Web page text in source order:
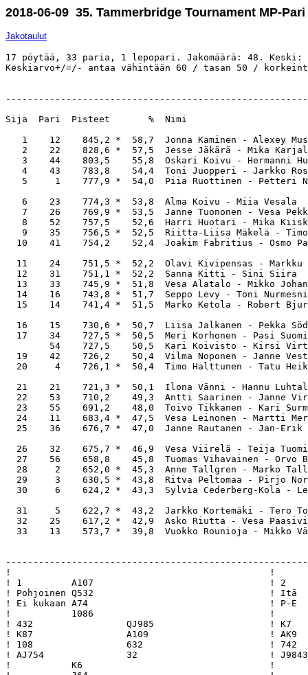
2018-06-09 35. Tammerbridge Tournament MP-
Jakotaulut
17 pöytää, 33 paria, 1 lepopari. Jakomäärä: 48.
Keskiarvo+/=/- antaa vähintään 60 / tasan 50 /
Sija  Pari  Pisteet       %  Nimi
1    12    845,2 *  58,7  Jonna Kaminen -
2    22    828,6 *  57,5  Jesse Jäkärä
3    44    803,5    55,8  Oskari Koivu -
4    43    783,8    54,4  Toni Juopperi -
5     1    777,9 *  54,0  Piia Ruottinen
6    23    774,3 *  53,8  Alma Koivu -
7    26    769,9 *  53,5  Janne Tuononen -
8    52    757,5    52,6  Harri Huotari - Mika
9    35    756,5 *  52,5  Riitta-Liisa
10    41    754,2    52,4  Joakim Fabritius -
11    24    751,5 *  52,2  Olavi Kivipensas
12    31    751,1 *  52,2  Sanna Kitti - Sini
13    33    745,9 *  51,8  Vesa Alatalo -
14    16    743,8 *  51,7  Seppo Levy -
15    14    741,4 *  51,5  Marko Ketola - Robert
16    15    730,6 *  50,7  Liisa
17    34    727,5 *  50,5  Meri Korhonen
54    727,5    50,5  Kari Koivisto
19    42    726,2    50,4  Vilma Noponen -
20     4    726,1 *  50,4  Timo Halttunen - Tatu
21    21    721,3 *  50,1  Ilona Vänni -
22    53    710,2    49,3  Antti Saarinen
23    55    691,2    48,0  Toivo Tikkanen - Kari
24    11    683,4 *  47,5  Vesa Leinonen -
25    36    676,7 *  47,0  Janne
26    32    675,7 *  46,9  Vesa Viirelä -
27    56    658,8    45,8  Tuomas
28     2    652,0 *  45,3  Anne Tallgren
29     3    630,5 *  43,8  Ritva
30     6    624,2 *  43,3  Sylvia
31     5    622,7 *  43,2  Jarkko
32    25    617,2 *  42,9  Asko Riutta -
33    13    573,7 *  39,8  Vuokko Rounioja -
-------------------------------------------------------------------------------------------------
!                                               !                                               !
! 1         A107                                ! 2         A965                                !
! Pohjoinen Q532                                ! Itä       10                                  !
! Ei kukaan A74                                 ! P-E       AKQ85                               !
!           1086                                !           Q62                                 !
! 432                 QJ985                     ! K7                  82                        !
! K87                 A109                      ! AK9                 QJ82                      !
! 108                 632                       ! 742                 963                       !
! AJ754               32                        ! J9843               AK105                     !
!           K6                                  !           QJ1043                              !
!           J64                                 !           76543                               !
!           KQJ95                               !           J10                                 !
!           KQ9                                 !           7                                   !
!                                               !                                               !
! 2N N 120                                      ! 5S S 650                                      !
!            C    D    H    S    N              !            C    D    H    S    N              !
! P          6    8    8    5    8              ! PE         4   10    7   11    4              !
! E          7    9    :    6    :              ! IL         8    2    5    1    3              !
! IL         6    4    5    7    4              !                                               !
!                                               !                                               !
!                                               !                                               !
!                                               !                                               !
!  Pari  Sit       LK         Tulos   Pisteet   !  Pari  Sit       LK         Tulos   Pisteet   !
! 41 13  3N   S +1 C5       430      30,0  0,0  ! 52  2  4Sx  N +1 CK       990      30,0  0,0  !
! 12 11  3N   S  = C5       400      20,0 10,0  ! 36 21  3Sx  N +1 CA       930      28,0  2,0  !
! 31 22  3N   S  = C4       400      20,0 10,0  ! 31 22  4S   S +2 HK       680      26,0  4,0  !
! 34 25  3N   S  = C4       400      20,0 10,0  ! 32 23  4S   N +1 CA       650      22,0  8,0  !
! 35 26  3N   S  = C4       400      20,0 10,0  ! 44 16  4S   S +1 HA       650      22,0  8,0  !
! 36 21  3N   S  = C4       400      20,0 10,0  ! 54  4  4S   S +1 HA       650      22,0  8,0  !
! 43 15  3N   S  = C5       400      20,0 10,0  ! 56  6  4S   S  = D7       620      18,0 12,0  !
! 44 16  3N   S  = C7       400      20,0 10,0  ! 12 11  3S   S +2 HA       200      11,0 19,0  !
! 52  2  3N   S  = C4       400      20,0 10,0  ! 33 24  3S   S +2 HA       200      11,0 19,0  !
! 53  3  3N   S  = C5       400      20,0 10,0  ! 34 25  2S   S +3 HA       200      11,0 19,0  !
! 56  6  1N   S +3 C5       180      10,0 20,0  ! 35 26  3S   S +2 HA       200      11,0 19,0  !
! 32 23  3N   S -1 C4           -50   6,0 24,0  ! 53  3  4H   E -4 C7       200      11,0 19,0  !
! 33 24  3N   S -1 S2           -50   6,0 24,0  ! 55  5  3S   S +2 HA       200      11,0 19,0  !
! 55  5  3N   S -1 C5           -50   6,0 24,0  ! 41 13  3C   W -2 DA       100       2,0 28,0  !
! 42 14  3N   S -3 S2          -150   2,0 28,0  ! 42 14  4C   W -2 H10      100       2,0 28,0  !
! 54  4  3N   S -4 S4          -200   0,0 30,0  ! 43 15  3C   W -2 H10      100       2,0 28,0  !
!  1 --                 Lepokierros  16,2       !  1 --                 Lepokierros  16,2       !
!                                               !                                               !
!                                               !                                               !
-------------------------------------------------------------------------------------------------
!                                               !                                               !
! 3         986                                 ! 4         10432                               !
! Etelä     J102                                ! Länsi     K6                                  !
! I-L       976                                 ! Kaikki    Q10865                              !
!           9876                                !           KQ                                  !
! K75                 103                       ! AQJ8                95                        !
! K943                AQ65                      ! A9                  J42                       !
! J543                K108                      ! AJ97                K42                       !
! 54                  AQ102                     ! J52                 A10876                    !
!           AQJ42                               !           K76                                 !
!           87                                  !           Q108753                             !
!           AQ2                                 !           3                                   !
!           KJ3                                 !           943